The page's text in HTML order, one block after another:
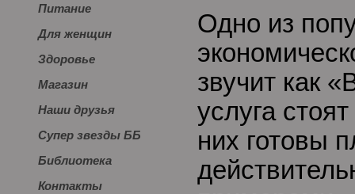
Питание
Для женщин
Здоровье
Магазин
Наши друзья
Супер звезды ББ
Библиотека
Контакты
Одно из
звучит как
услуга
них готовы